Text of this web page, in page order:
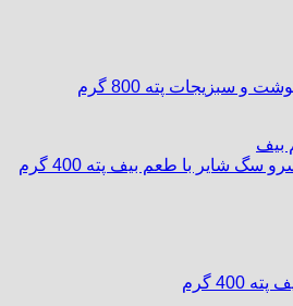
سبزیجات پته 800 گرم
گرم